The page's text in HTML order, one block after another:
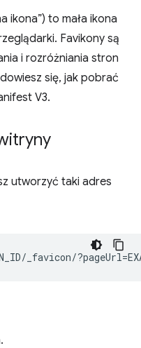
ikona”) to mała ikona
Favikony są
i rozróżniania stron
się, jak pobrać
V3.
utworzyć taki adres